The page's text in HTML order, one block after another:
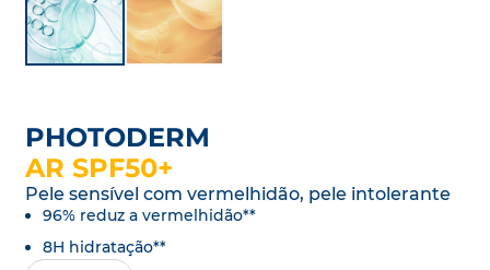
PHOTODERM
AR SPF50+
Pele sensível com vermelhidão, pele intolerante
96% reduz a vermelhidão**
8H hidratação**